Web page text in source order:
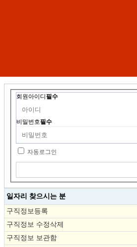
회원아이디 필수
비밀번호필수
자동로그인
일자리 찾으시는 분
구직정보등록
구직정보 수정삭제
구직정보 보관함